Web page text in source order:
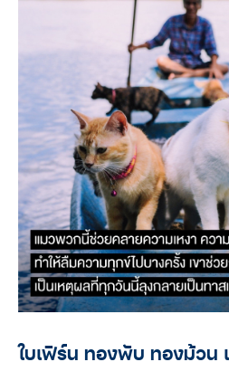
ใบเฟิร์น ทองพับ ทองม้วน